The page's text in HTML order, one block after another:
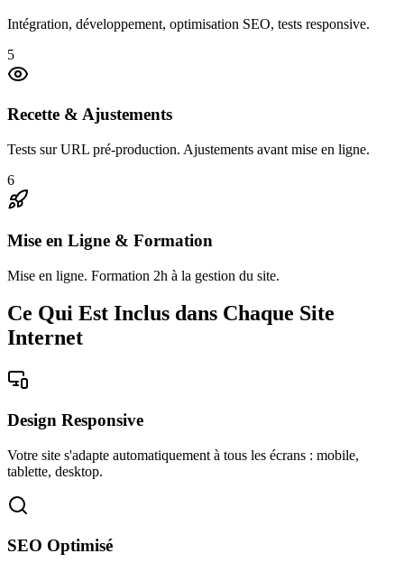
Intégration, développement, optimisation SEO, tests responsive.
5
Recette & Ajustements
Tests sur URL pré-production. Ajustements avant mise en ligne.
6
Mise en Ligne & Formation
Mise en ligne. Formation 2h à la gestion du site.
Ce Qui Est Inclus dans Chaque Site
Internet
Design Responsive
Votre site s'adapte automatiquement à tous les écrans : mobile,
tablette, desktop.
SEO Optimisé